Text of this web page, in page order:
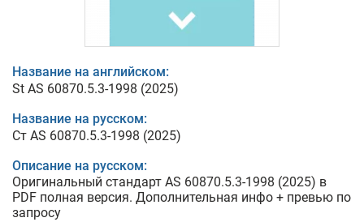
Название на английском:
St AS 60870.5.3-1998 (2025)
Название на русском:
Ст AS 60870.5.3-1998 (2025)
Описание на русском:
Оригинальный стандарт AS 60870.5.3-1998 (2025) в
PDF полная версия. Дополнительная инфо + превью по
запросу